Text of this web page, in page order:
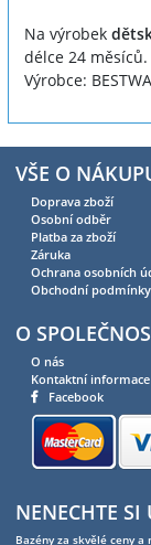
Na výrobek
délce 24 měsíců.
Výrobce:
VŠE O
Doprava zboží
Osobní odběr
Platba za zboží
Záruka
Ochrana osobních
Obchodní podmínky
O
O nás
Kontaktní informace
Facebook
NENECHTE SI
Bazény za skvělé ceny a